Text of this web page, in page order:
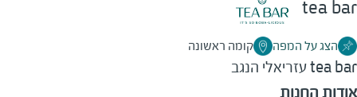
tea bar
הצג על המפה קומה ראשונה
tea barעזריאלי הנגב
אודות החנות